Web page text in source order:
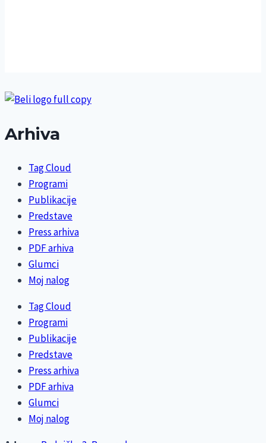
Arhiva
Tag Cloud
Programi
Publikacije
Predstave
Press arhiva
PDF arhiva
Glumci
Moj nalog
Tag Cloud
Programi
Publikacije
Predstave
Press arhiva
PDF arhiva
Glumci
Moj nalog